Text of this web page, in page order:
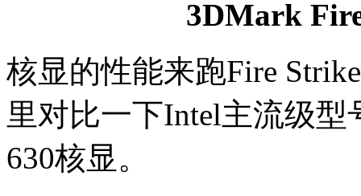
3DMark
核显的性能来跑Fire
里对比一下Intel主流级
630核显。